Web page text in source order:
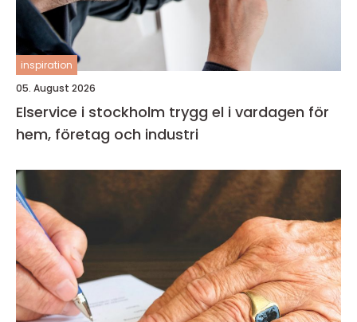
inspiration
05. August 2026
Elservice i stockholm trygg el i vardagen för
hem, företag och industri